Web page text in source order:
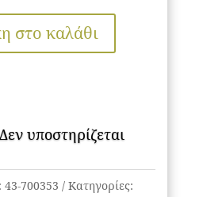
στο καλάθι
υποστηρίζεται
43-700353
Κατηγορίες: